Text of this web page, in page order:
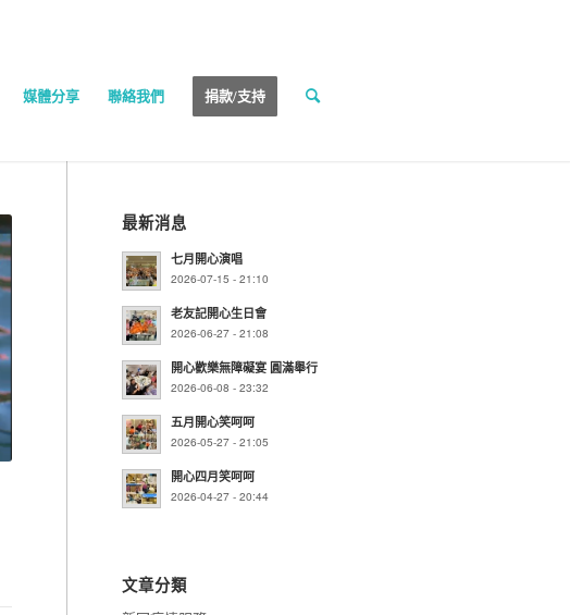
媒體分享 聯絡我們 捐款/支持
最新消息
七月開心演唱
2026-07-15 - 21:10
老友記開心生日會
2026-06-27 - 21:08
開心歡樂無障礙宴 圓滿舉行
2026-06-08 - 23:32
五月開心笑呵呵
2026-05-27 - 21:05
開心四月笑呵呵
2026-04-27 - 20:44
文章分類